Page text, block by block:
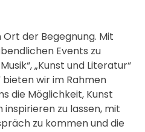
Ort der Begegnung. Mit
Events zu
„Kunst und Literatur“
wir im Rahmen
die Möglichkeit, Kunst
zu lassen, mit
zu kommen und die